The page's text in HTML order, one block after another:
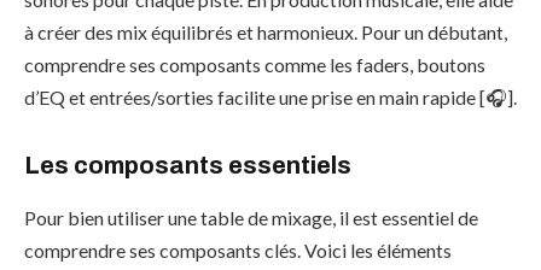
à créer des mix équilibrés et harmonieux. Pour un débutant,
comprendre ses composants comme les faders, boutons
d’EQ et entrées/sorties facilite une prise en main rapide [🎧].
Les composants essentiels
Pour bien utiliser une table de mixage, il est essentiel de
comprendre ses composants clés. Voici les éléments